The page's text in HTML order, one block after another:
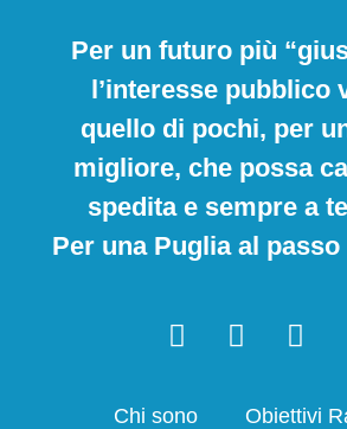
Per un futuro più
l’interesse pubblico
quello di pochi, per
migliore, che possa
spedita e sempre a
Per una Puglia al passo
Chi sono Obiettivi